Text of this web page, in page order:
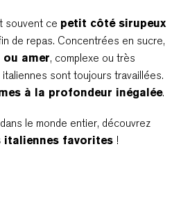
souvent ce petit côté sirupeux
de repas. Concentrées en sucre,
amer, complexe ou très
sont toujours travaillées.
à la profondeur inégalée.
le monde entier, découvrez
italiennes favorites !